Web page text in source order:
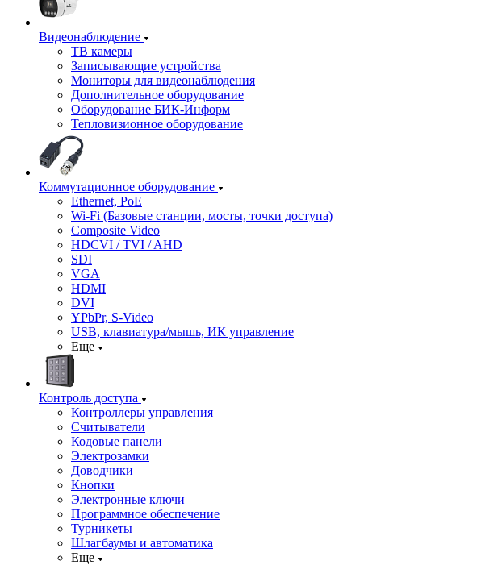
Видеонаблюдение
ТВ камеры
Записывающие устройства
Мониторы для видеонаблюдения
Дополнительное оборудование
Оборудование БИК-Информ
Тепловизионное оборудование
Коммутационное оборудование
Ethernet, PoE
Wi-Fi (Базовые станции, мосты, точки доступа)
Composite Video
HDCVI / TVI / AHD
SDI
VGA
HDMI
DVI
YPbPr, S-Video
USB, клавиатура/мышь, ИК управление
Еще
Контроль доступа
Контроллеры управления
Считыватели
Кодовые панели
Электрозамки
Доводчики
Кнопки
Электронные ключи
Программное обеспечение
Турникеты
Шлагбаумы и автоматика
Еще